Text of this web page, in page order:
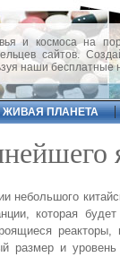
и космоса на
сайтов.
наши
ЖИВАЯ ПЛАНЕТА
небольшого
которая
реакторы,
размер и